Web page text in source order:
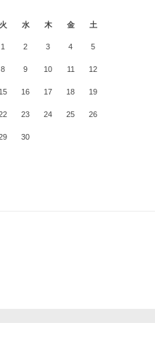
火 水 木 金 土
1 2 3 4 5
8 9 10 11 12
15 16 17 18 19
23 24 25 26
30